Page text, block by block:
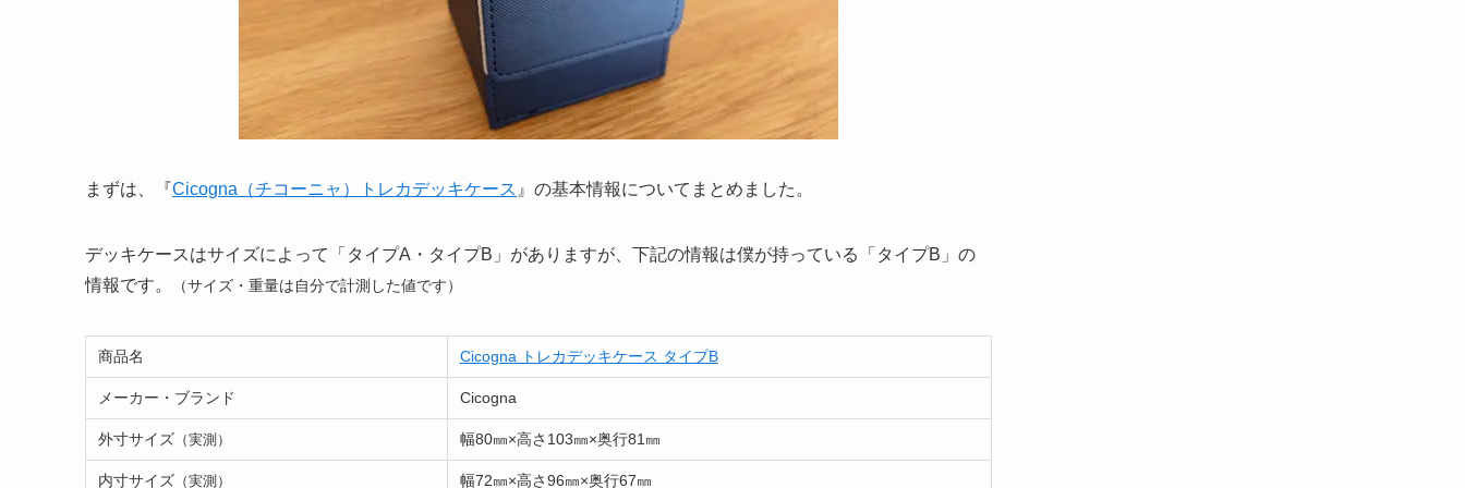
まずは、『Cicogna（チコーニャ）トレカデッキケース 』の基本情報についてまとめました。
デッキケースはサイズによって「タイプA・タイプB」がありますが、下記の情報は僕が持っている「タイプB」の
情報です。
（サイズ・重量は自分で計測した値です）
商品名 Cicogna トレカデッキケース タイプB
メーカー・ブランド Cicogna
外寸サイズ（実測） 幅80㎜×高さ103㎜×奥行81㎜
内寸サイズ（実測） 幅72㎜×高さ96㎜×奥行67㎜